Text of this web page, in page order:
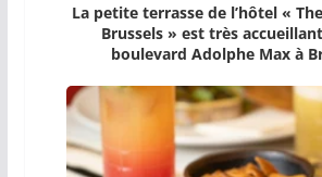
La petite terrasse de l’hôtel «
Brussels » est très
boulevard Adolphe Max à